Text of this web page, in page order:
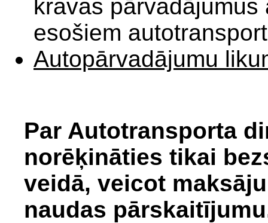
kravas
esošiem
Autopārvadājumu
Par Autotransporta
norēķināties tikai
veidā, veicot
naudas